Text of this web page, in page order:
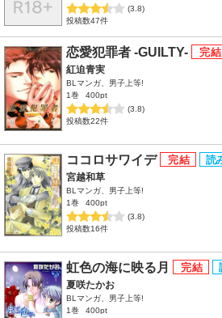
(3.8)
投稿数47件
恋愛犯罪者 -GUILTY-
紅迫青実
BLマンガ、男子上等!
1巻
400pt
(3.8)
投稿数22件
ココロサワイデ
宮越和草
BLマンガ、男子上等!
1巻
400pt
(3.8)
投稿数16件
虹色の海に映る月
夏咲たかお
BLマンガ、男子上等!
1巻
400pt